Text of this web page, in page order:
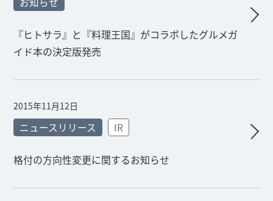
『ヒトサラ』と『料理王国』がコラボしたグルメガ
イド本の決定版発売
2015年11月12日
ニュースリリース IR
格付の方向性変更に関するお知らせ